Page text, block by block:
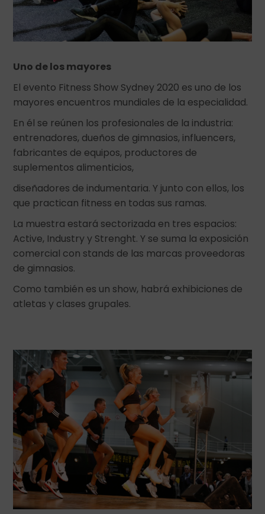
Uno de los mayores
El evento Fitness Show Sydney 2020 es uno de los
mayores encuentros mundiales de la especialidad.
En él se reúnen los profesionales de la industria:
entrenadores, dueños de gimnasios, influencers,
fabricantes de equipos, productores de
suplementos alimenticios,
diseñadores de indumentaria. Y junto con ellos, los
que practican fitness en todas sus ramas.
La muestra estará sectorizada en tres espacios:
Active, Industry y Strenght. Y se suma la exposición
comercial con stands de las marcas proveedoras
de gimnasios.
Como también es un show, habrá exhibiciones de
atletas y clases grupales.